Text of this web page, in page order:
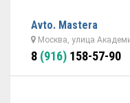
Avto. Mastera
Москва, улица
8 (916) 158-57-90